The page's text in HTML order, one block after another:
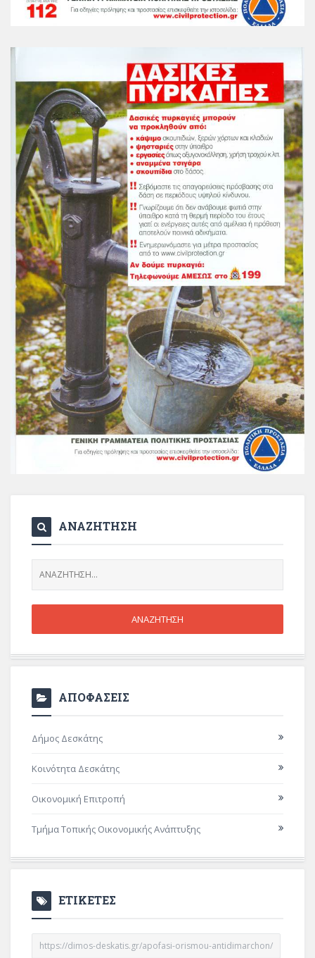
ΑΝΑΖΗΤΗΣΗ
ΑΠΟΦΑΣΕΙΣ
Δήμος Δεσκάτης
Κοινότητα Δεσκάτης
Οικονομική Επιτροπή
Τμήμα Τοπικής Οικονομικής Ανάπτυξης
ΕΤΙΚΕΤΕΣ
https://dimos-deskatis.gr/apofasi-orismou-antidimarchon/